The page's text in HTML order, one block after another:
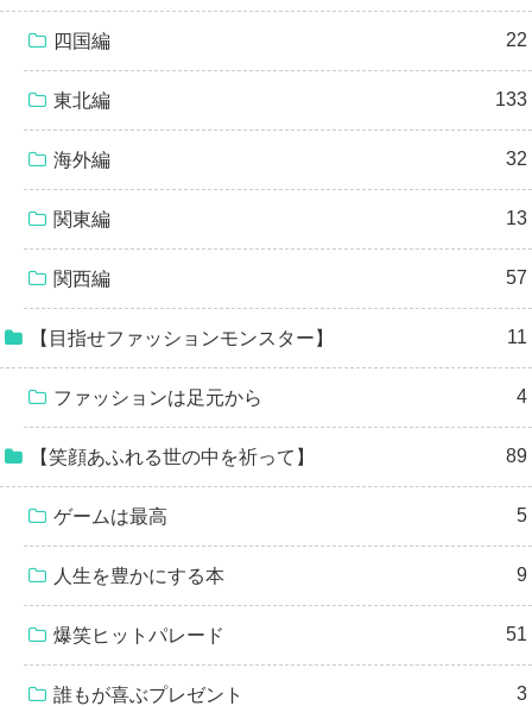
四国編 22
東北編 133
海外編 32
関東編 13
関西編 57
【目指せファッションモンスター】 11
ファッションは足元から 4
【笑顔あふれる世の中を祈って】 89
ゲームは最高 5
人生を豊かにする本 9
爆笑ヒットパレード 51
誰もが喜ぶプレゼント 3